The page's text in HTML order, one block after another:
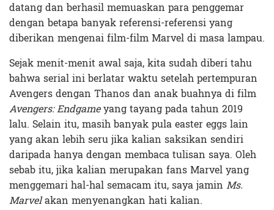
datang dan berhasil memuaskan para penggemar
dengan betapa banyak referensi-referensi yang
diberikan mengenai film-film Marvel di masa lampau.
Sejak menit-menit awal saja, kita sudah diberi tahu
bahwa serial ini berlatar waktu setelah pertempuran
Avengers dengan Thanos dan anak buahnya di film
Avengers: Endgameyang tayang pada tahun 2019
lalu. Selain itu, masih banyak pula easter eggs lain
yang akan lebih seru jika kalian saksikan sendiri
daripada hanya dengan membaca tulisan saya. Oleh
sebab itu, jika kalian merupakan fans Marvel yang
menggemari hal-hal semacam itu, saya jamin Ms.
Marvelakan menyenangkan hati kalian.